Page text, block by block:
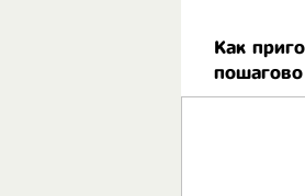
Как
пошагово